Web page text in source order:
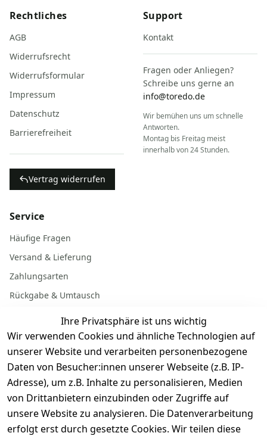
Ihre Privatsphäre ist uns wichtig
Wir verwenden Cookies und ähnliche Technologien auf
unserer Website und verarbeiten personenbezogene
Daten von Besucher:innen unserer Webseite (z.B. IP-
Adresse), um z.B. Inhalte zu personalisieren, Medien
von Drittanbietern einzubinden oder Zugriffe auf
unsere Website zu analysieren. Die Datenverarbeitung
erfolgt erst durch gesetzte Cookies. Wir teilen diese
Rechtliches
AGB
Widerrufsrecht
Widerrufsformular
Impressum
Datenschutz
Barrierefreiheit
Vertrag widerrufen
Support
Kontakt
Fragen oder Anliegen?
Schreibe uns gerne an
info@toredo.de
Wir bemühen uns um schnelle
Antworten.
Montag bis Freitag meist
innerhalb von 24 Stunden.
Service
Häufige Fragen
Versand & Lieferung
Zahlungsarten
Rückgabe & Umtausch
Batterieentsorgung
Gerät verkaufen
Dein altes Gerät ist bares Geld wert. Festpreis in
wenigen Minuten, kostenfrei einsenden, Auszahlung
aufs Konto.